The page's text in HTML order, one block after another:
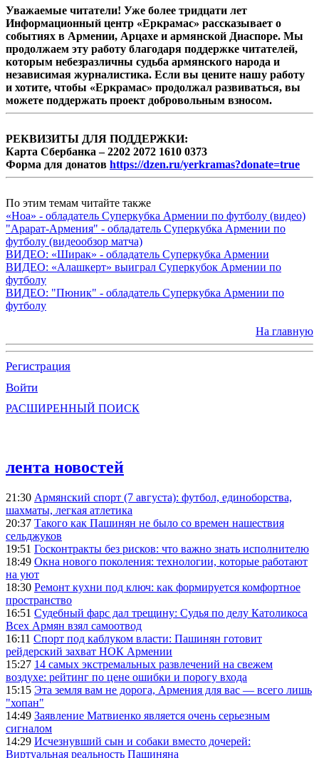
Уважаемые читатели! Уже более тридцати лет
Информационный центр «Еркрамас» рассказывает о
событиях в Армении, Арцахе и армянской Диаспоре. Мы
продолжаем эту работу благодаря поддержке читателей,
которым небезразличны судьба армянского народа и
независимая журналистика. Если вы цените нашу работу
и хотите, чтобы «Еркрамас» продолжал развиваться, вы
можете поддержать проект добровольным взносом.
РЕКВИЗИТЫ ДЛЯ ПОДДЕРЖКИ:
Карта Сбербанка – 2202 2072 1610 0373
Форма для донатов https://dzen.ru/yerkramas?donate=true
По этим темам читайте также
«Ноа» - обладатель Суперкубка Армении по футболу (видео)
"Арарат-Армения" - обладатель Суперкубка Армении по
футболу (видеообзор матча)
ВИДЕО: «Ширак» - обладатель Суперкубка Армении
ВИДЕО: «Алашкерт» выиграл Суперкубок Армении по
футболу
ВИДЕО: "Пюник" - обладатель Суперкубка Армении по
футболу
На главную
Регистрация
Войти
РАСШИРЕННЫЙ ПОИСК
лента новостей
21:30 Армянский спорт (7 августа): футбол, единоборства,
шахматы, легкая атлетика
20:37 Такого как Пашинян не было со времен нашествия
сельджуков
19:51 Госконтракты без рисков: что важно знать исполнителю
18:49 Окна нового поколения: технологии, которые работают
на уют
18:30 Ремонт кухни под ключ: как формируется комфортное
пространство
16:51 Судебный фарс дал трещину: Судья по делу Католикоса
Всех Армян взял самоотвод
16:11 Спорт под каблуком власти: Пашинян готовит
рейдерский захват НОК Армении
15:27 14 самых экстремальных развлечений на свежем
воздухе: рейтинг по цене ошибки и порогу входа
15:15 Эта земля вам не дорога, Армения для вас — всего лишь
"хопан"
14:49 Заявление Матвиенко является очень серьезным
сигналом
14:29 Исчезнувший сын и собаки вместо дочерей:
Виртуальная реальность Пашиняна